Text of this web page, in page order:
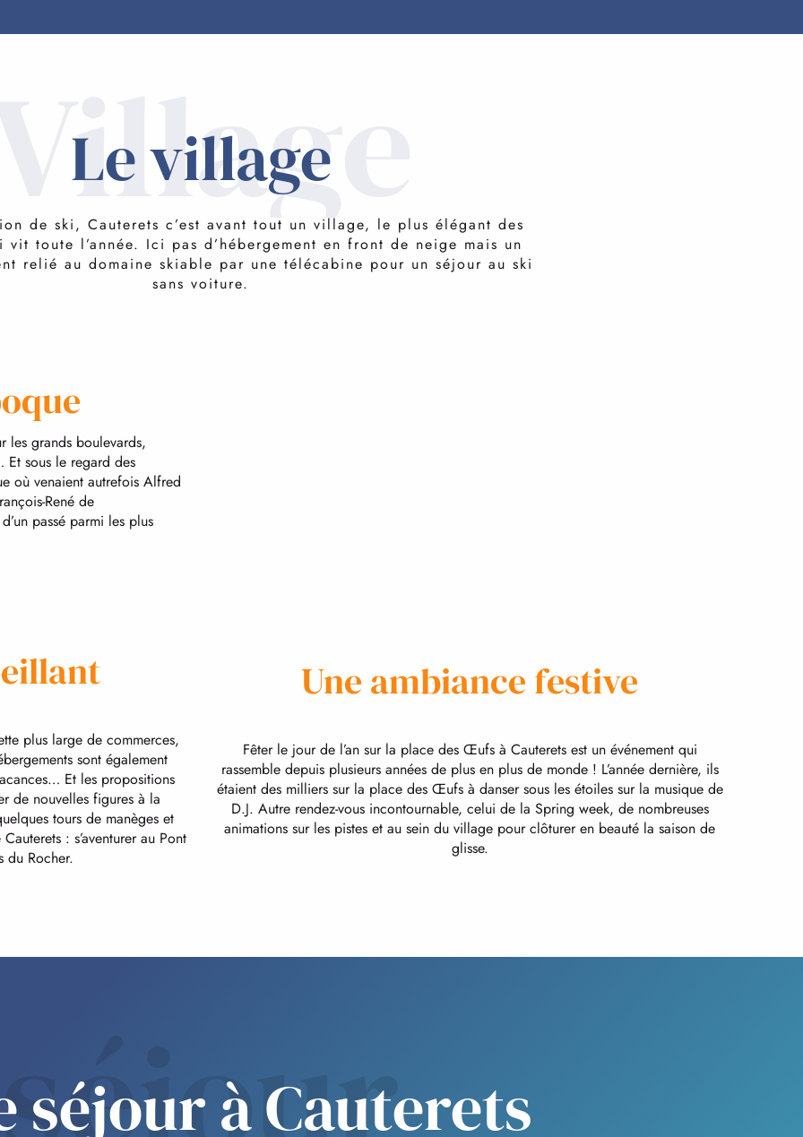
Village
Le village
de ski, Cauterets c’est avant tout un village, le plus élégant des
vit toute l’année. Ici pas d’hébergement en front de neige mais un
relié au domaine skiable par une télécabine pour un séjour au ski
sans voiture.
les grands boulevards,
Et sous le regard des
où venaient autrefois Alfred
René de
passé parmi les plus
plus large de commerces,
sont également
Et les propositions
de nouvelles figures à la
tours de manèges et
: s’aventurer au Pont
du Rocher.
Une ambiance festive
Fêter le jour de l’an sur la place des Œufs à Cauterets est un événement qui
rassemble depuis plusieurs années de plus en plus de monde ! L’année dernière, ils
étaient des milliers sur la place des Œufs à danser sous les étoiles sur la musique de
D.J. Autre rendez-vous incontournable, celui de la Spring week, de nombreuses
animations sur les pistes et au sein du village pour clôturer en beauté la saison de
glisse.
séjour
séjour à Cauterets